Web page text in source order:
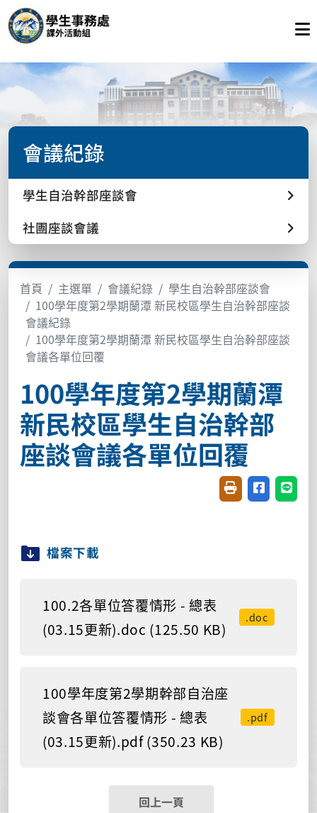
會議紀錄
學生自治幹部座談會
社團座談會議
首頁 主選單 會議紀錄
學生自治幹部座談會
100學年度第2學期蘭潭 新民校區學生自治幹部座談
會議紀錄
100學年度第2學期蘭潭 新民校區學生自治幹部座談
會議各單位回覆
100學年度第2學期蘭潭
新民校區學生自治幹部
座談會議各單位回覆
友善列印(開新視
分享至臉書
分享
檔案下載
100.2各單位答覆情形 - 總表
(03.15更新).doc (125.50 KB)
.doc
100學年度第2學期幹部自治座
談會各單位答覆情形 - 總表
(03.15更新).pdf (350.23 KB)
.pdf
回上一頁